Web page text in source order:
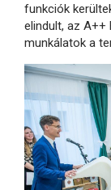
funkciók
elindult, az A++
munkálatok a